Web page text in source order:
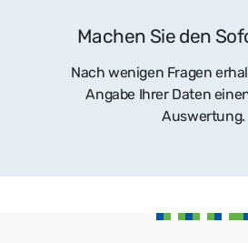
Machen Sie den
Nach wenigen Fragen
Angabe Ihrer Daten
Auswertung.